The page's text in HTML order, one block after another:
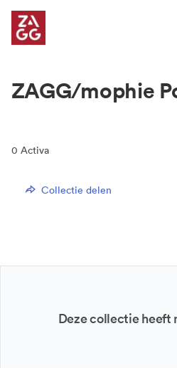
ZAGG/mophie
0 Activa
Collectie delen
Deze collectie heeft